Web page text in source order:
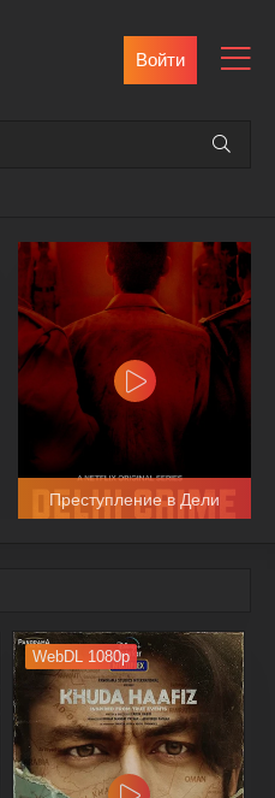
Войти
Преступление в Дели
WebDL 1080p